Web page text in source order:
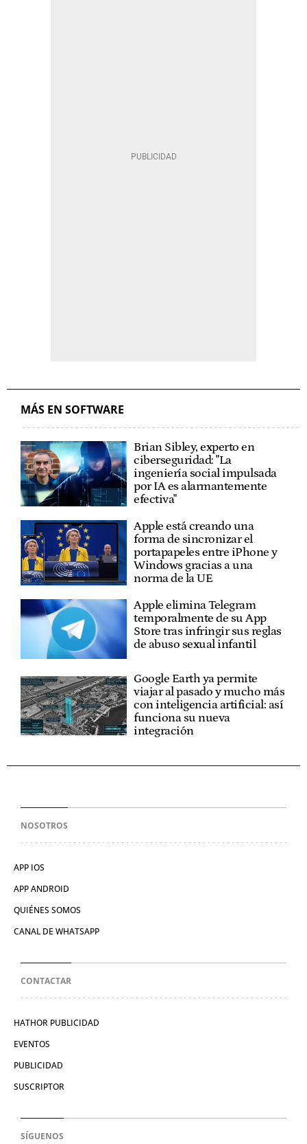
MÁS EN SOFTWARE
Brian Sibley, experto en
ciberseguridad: "La
ingeniería social impulsada
por IA es alarmantemente
efectiva"
Apple está creando una
forma de sincronizar el
portapapeles entre iPhone y
Windows gracias a una
norma de la UE
Apple elimina Telegram
temporalmente de su App
Store tras infringir sus reglas
de abuso sexual infantil
Google Earth ya permite
viajar al pasado y mucho más
con inteligencia artificial: así
funciona su nueva
integración
NOSOTROS
APP IOS
APP ANDROID
QUIÉNES SOMOS
CANAL DE WHATSAPP
CONTACTAR
HATHOR PUBLICIDAD
EVENTOS
PUBLICIDAD
SUSCRIPTOR
SÍGUENOS